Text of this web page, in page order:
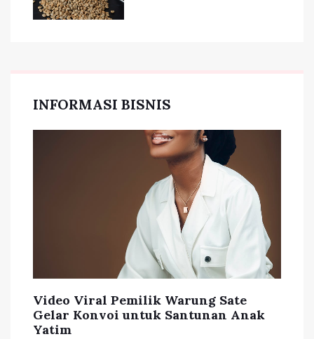
INFORMASI BISNIS
Video Viral Pemilik Warung Sate
Gelar Konvoi untuk Santunan Anak
Yatim